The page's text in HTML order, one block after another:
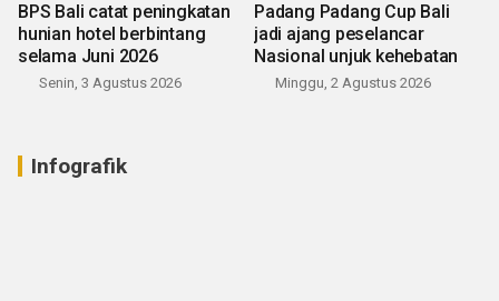
BPS Bali catat peningkatan
hunian hotel berbintang
selama Juni 2026
Senin, 3 Agustus 2026
Padang Padang Cup Bali
jadi ajang peselancar
Nasional unjuk kehebatan
Minggu, 2 Agustus 2026
Infografik